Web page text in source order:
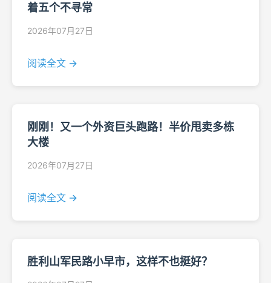
着五个不寻常
2026年07月27日
阅读全文 →
刚刚！又一个外资巨头跑路！半价甩卖多栋
大楼
2026年07月27日
阅读全文 →
胜利山军民路小早市，这样不也挺好？